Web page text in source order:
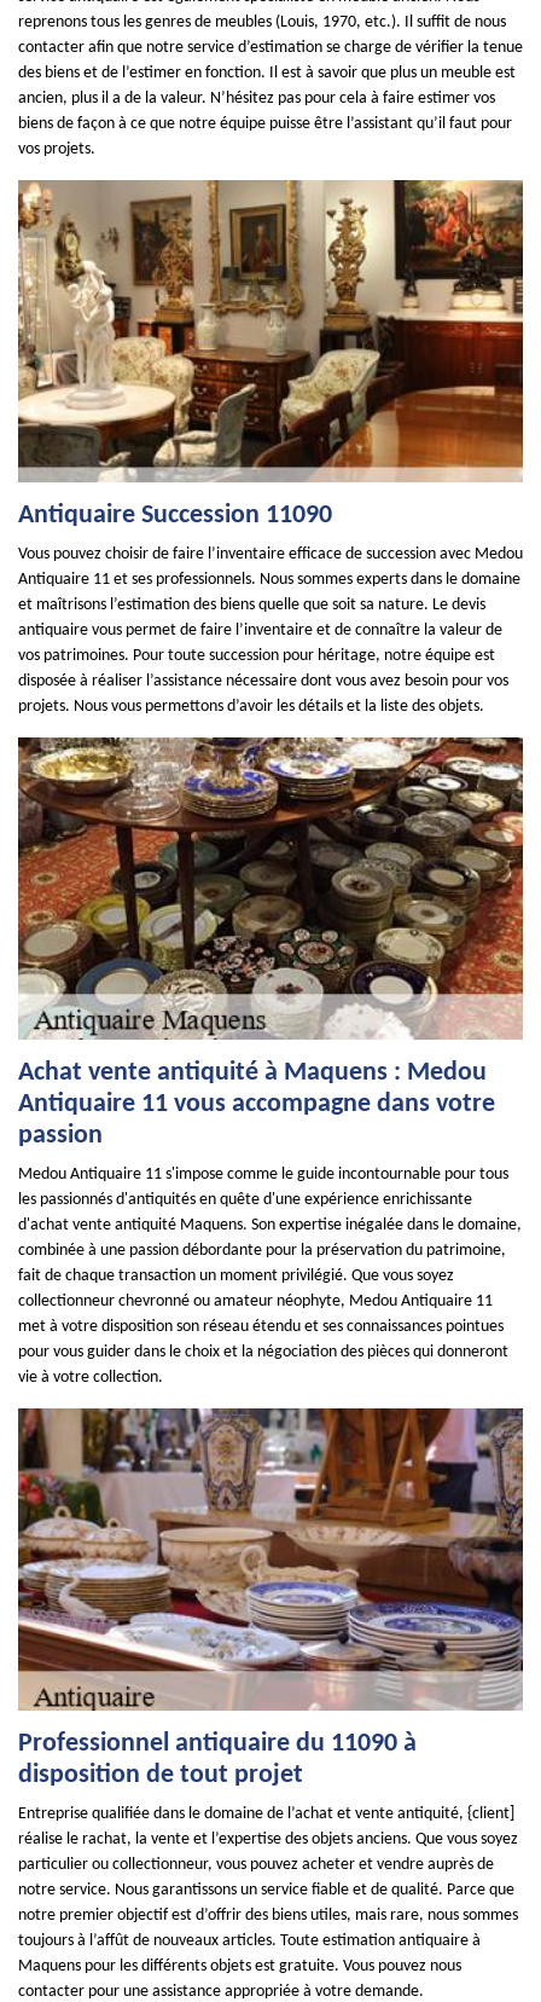
reprenons tous les genres de meubles (Louis, 1970, etc.). Il suffit de nous
contacter afin que notre service d’estimation se charge de vérifier la tenue
des biens et de l’estimer en fonction. Il est à savoir que plus un meuble est
ancien, plus il a de la valeur. N’hésitez pas pour cela à faire estimer vos
biens de façon à ce que notre équipe puisse être l’assistant qu’il faut pour
vos projets.
Antiquaire Succession 11090
Vous pouvez choisir de faire l’inventaire efficace de succession avec Medou
Antiquaire 11 et ses professionnels. Nous sommes experts dans le domaine
et maîtrisons l’estimation des biens quelle que soit sa nature. Le devis
antiquaire vous permet de faire l’inventaire et de connaître la valeur de
vos patrimoines. Pour toute succession pour héritage, notre équipe est
disposée à réaliser l’assistance nécessaire dont vous avez besoin pour vos
projets. Nous vous permettons d’avoir les détails et la liste des objets.
Achat vente antiquité à Maquens : Medou
Antiquaire 11 vous accompagne dans votre
passion
Medou Antiquaire 11 s'impose comme le guide incontournable pour tous
les passionnés d'antiquités en quête d'une expérience enrichissante
d'achat vente antiquité Maquens. Son expertise inégalée dans le domaine,
combinée à une passion débordante pour la préservation du patrimoine,
fait de chaque transaction un moment privilégié. Que vous soyez
collectionneur chevronné ou amateur néophyte, Medou Antiquaire 11
met à votre disposition son réseau étendu et ses connaissances pointues
pour vous guider dans le choix et la négociation des pièces qui donneront
vie à votre collection.
Professionnel antiquaire du 11090 à
disposition de tout projet
Entreprise qualifiée dans le domaine de l’achat et vente antiquité, {client]
réalise le rachat, la vente et l’expertise des objets anciens. Que vous soyez
particulier ou collectionneur, vous pouvez acheter et vendre auprès de
notre service. Nous garantissons un service fiable et de qualité. Parce que
notre premier objectif est d’offrir des biens utiles, mais rare, nous sommes
toujours à l’affût de nouveaux articles. Toute estimation antiquaire à
Maquens pour les différents objets est gratuite. Vous pouvez nous
contacter pour une assistance appropriée à votre demande.